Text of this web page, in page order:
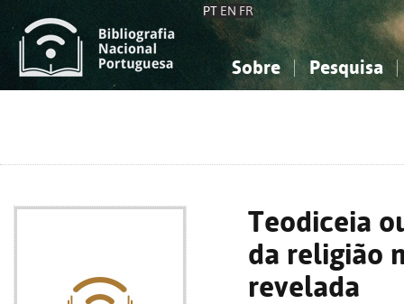
PT EN FR
Sobre Pesquisa
Teodiceia
da religião
revelada